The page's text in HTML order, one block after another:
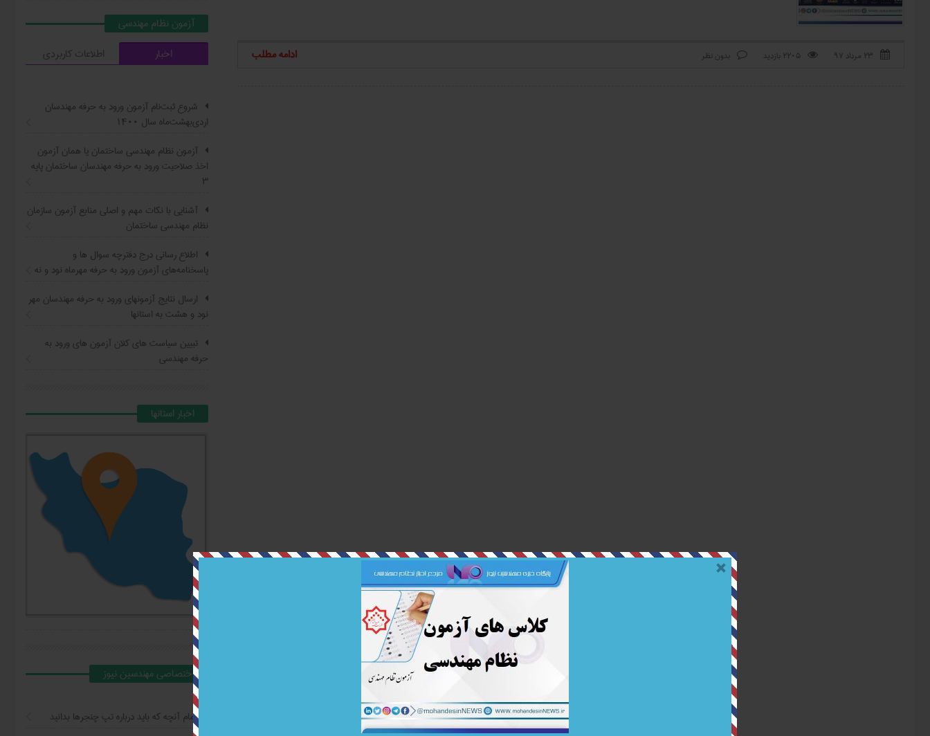
 ۲۳ مرداد ۹۷  2205 بازدید  بدون نظر ادامه مطلب
آزمون نظام مهندسي
اخبار
اطلاعات کاربردی
شروع ثبت‌نام آزمون ورود به حرفه مهندسان
اردی‌بهشت‌ماه سال ۱۴۰۰
آزمون نظام مهندسی ساختمان یا همان آزمون
اخذ صلاحیت ورود به حرفه مهندسان ساختمان پایه
۳
آشنایی با نکات مهم و اصلی منابع آزمون سازمان
نظام مهندسی ساختمان
اطلاع ‏رسانی درج دفترچه سوال ‌ها و
پاسخنامه‌های آزمون ورود به حرفه مهرماه نود و نه
ارسال نتایج آزمونهای ورود به حرفه مهندسان مهر
نود و هشت به استانها
تبیین سیاست ‌های کلان آزمون های ورود به
حرفه مهندسی
اخبار استانها
اختصاصي مهندسين نيوز
تمام آنچه که باید درباره تپ چنجرها بدانید